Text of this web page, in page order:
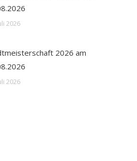
2026
2026 am
2026